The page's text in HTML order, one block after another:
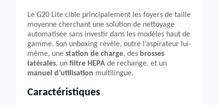
Le G20 Lite cible principalement les foyers de taille
moyenne cherchant une solution de nettoyage
automatisée sans investir dans les modèles haut de
gamme. Son unboxing révèle, outre l’aspirateur lui-
même, une station de charge, des brosses
latérales, un filtre HEPA de rechange, et un
manuel d’utilisation multilingue.
Caractéristiques